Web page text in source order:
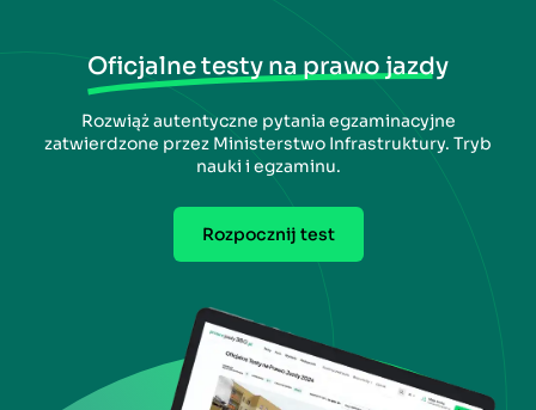
Oficjalne testy na prawo jazdy
Rozwiąż autentyczne pytania egzaminacyjne
zatwierdzone przez Ministerstwo Infrastruktury. Tryb
nauki i egzaminu.
Rozpocznij test